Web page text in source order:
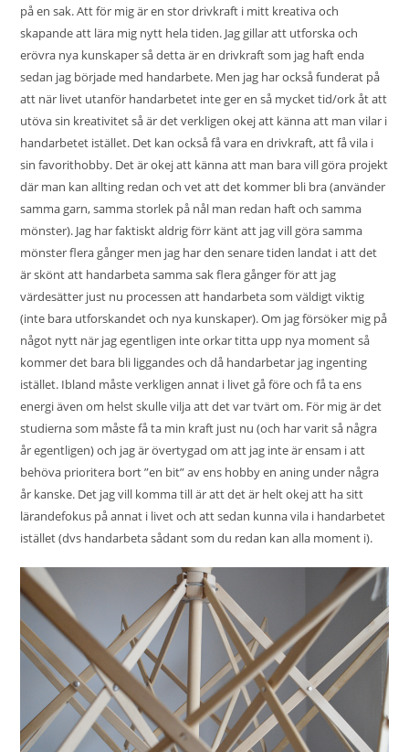
på en sak. Att för mig är en stor drivkraft i mitt kreativa och
skapande att lära mig nytt hela tiden. Jag gillar att utforska och
erövra nya kunskaper så detta är en drivkraft som jag haft enda
sedan jag började med handarbete. Men jag har också funderat på
att när livet utanför handarbetet inte ger en så mycket tid/ork åt att
utöva sin kreativitet så är det verkligen okej att känna att man vilar i
handarbetet istället. Det kan också få vara en drivkraft, att få vila i
sin favorithobby. Det är okej att känna att man bara vill göra projekt
där man kan allting redan och vet att det kommer bli bra (använder
samma garn, samma storlek på nål man redan haft och samma
mönster). Jag har faktiskt aldrig förr känt att jag vill göra samma
mönster flera gånger men jag har den senare tiden landat i att det
är skönt att handarbeta samma sak flera gånger för att jag
värdesätter just nu processen att handarbeta som väldigt viktig
(inte bara utforskandet och nya kunskaper). Om jag försöker mig på
något nytt när jag egentligen inte orkar titta upp nya moment så
kommer det bara bli liggandes och då handarbetar jag ingenting
istället. Ibland måste verkligen annat i livet gå före och få ta ens
energi även om helst skulle vilja att det var tvärt om. För mig är det
studierna som måste få ta min kraft just nu (och har varit så några
år egentligen) och jag är övertygad om att jag inte är ensam i att
behöva prioritera bort ”en bit” av ens hobby en aning under några
år kanske. Det jag vill komma till är att det är helt okej att ha sitt
lärandefokus på annat i livet och att sedan kunna vila i handarbetet
istället (dvs handarbeta sådant som du redan kan alla moment i).